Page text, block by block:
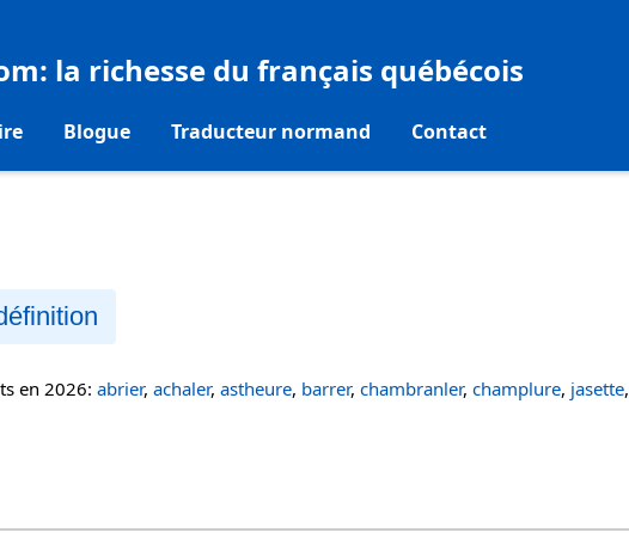
: la richesse du français québécois
Blogue Traducteur normand Contact
en 2026: abrier, achaler, astheure, barrer, chambranler, champlure, jasette,